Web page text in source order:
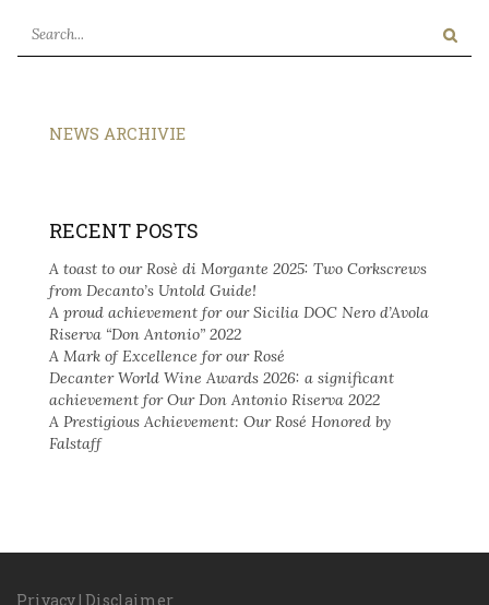
NEWS ARCHIVIE
RECENT POSTS
A toast to our Rosè di Morgante 2025: Two Corkscrews
from Decanto’s Untold Guide!
A proud achievement for our Sicilia DOC Nero d’Avola
Riserva “Don Antonio” 2022
A Mark of Excellence for our Rosé
Decanter World Wine Awards 2026: a significant
achievement for Our Don Antonio Riserva 2022
A Prestigious Achievement: Our Rosé Honored by
Falstaff
Privacy | Disclaimer